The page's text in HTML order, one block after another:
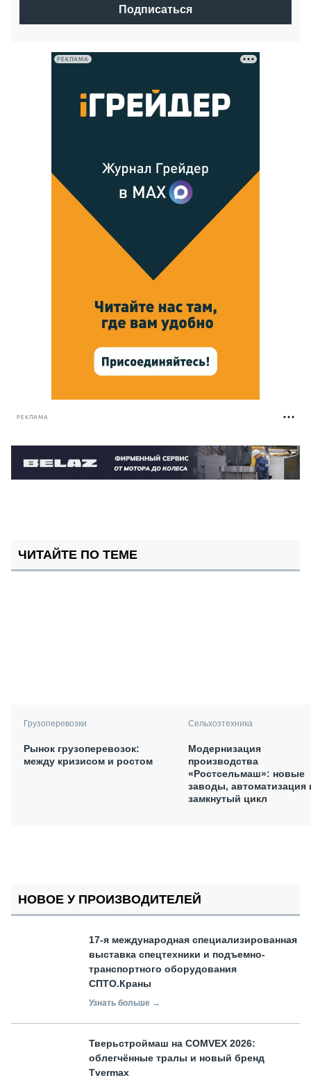
Подписаться
РЕКЛАМА
РЕКЛАМА
ЧИТАЙТЕ ПО ТЕМЕ
Грузоперевозки
Рынок грузоперевозок:
между кризисом и ростом
Сельхозтехника
Модернизация
производства
«Ростсельмаш»: новые
заводы, автоматизация
замкнутый цикл
НОВОЕ У ПРОИЗВОДИТЕЛЕЙ
17-я международная специализированная
выставка спецтехники и подъемно-
транспортного оборудования
СПТО.Краны
Узнать больше →
Тверьстроймаш на COMVEX 2026:
облегчённые тралы и новый бренд
Tvermax